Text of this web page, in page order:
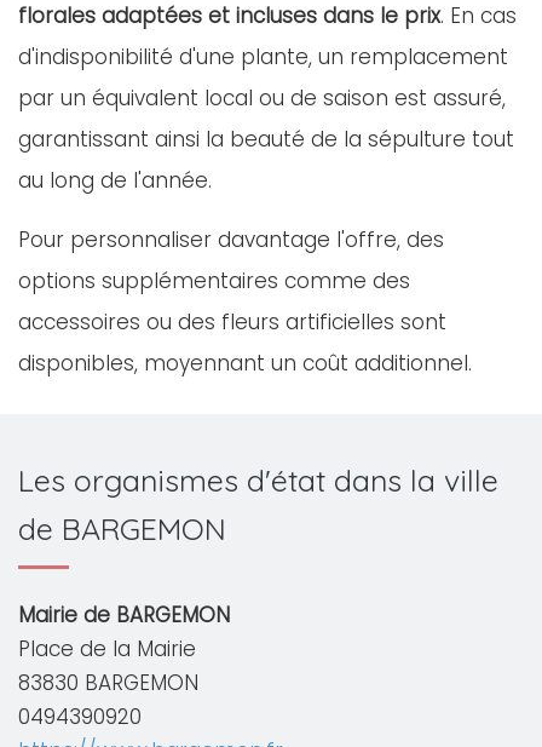
florales adaptées et incluses dans le prix. En cas
d'indisponibilité d'une plante, un remplacement
par un équivalent local ou de saison est assuré,
garantissant ainsi la beauté de la sépulture tout
au long de l'année.
Pour personnaliser davantage l'offre, des
options supplémentaires comme des
accessoires ou des fleurs artificielles sont
disponibles, moyennant un coût additionnel.
Les organismes d'état dans la ville
de BARGEMON
Mairie de BARGEMON
Place de la Mairie
83830 BARGEMON
0494390920